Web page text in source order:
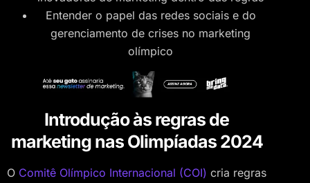
Entender o papel das redes sociais e do
gerenciamento de crises no marketing
olímpico
Introdução às regras de
marketing nas Olimpíadas 2024
O Comitê Olímpico Internacional (COI) cria regras